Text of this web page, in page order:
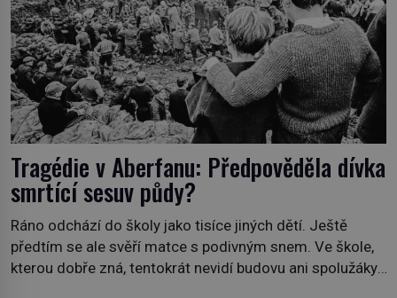
Tragédie v Aberfanu: Předpověděla dívka
smrtící sesuv půdy?
Ráno odchází do školy jako tisíce jiných dětí. Ještě
předtím se ale svěří matce s podivným snem. Ve škole,
kterou dobře zná, tentokrát nevidí budovu ani spolužáky.